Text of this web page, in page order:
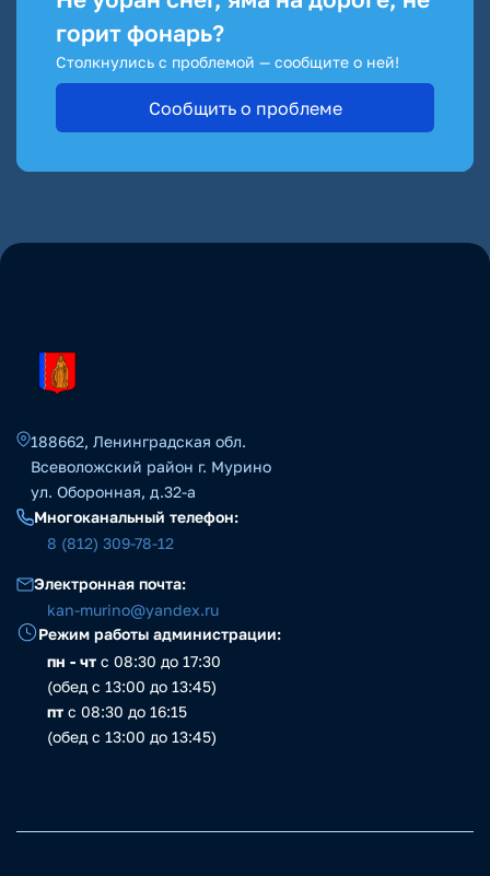
горит фонарь?
Столкнулись с проблемой — сообщите о ней!
Сообщить о проблеме
188662, Ленинградская обл.
Всеволожский район г. Мурино
ул. Оборонная, д.32-а
Многоканальный телефон:
8 (812) 309-78-12
Электронная почта:
kan-murino@yandex.ru
Режим работы администрации:
пн - чт с 08:30 до 17:30
(обед с 13:00 до 13:45)
пт с 08:30 до 16:15
(обед с 13:00 до 13:45)